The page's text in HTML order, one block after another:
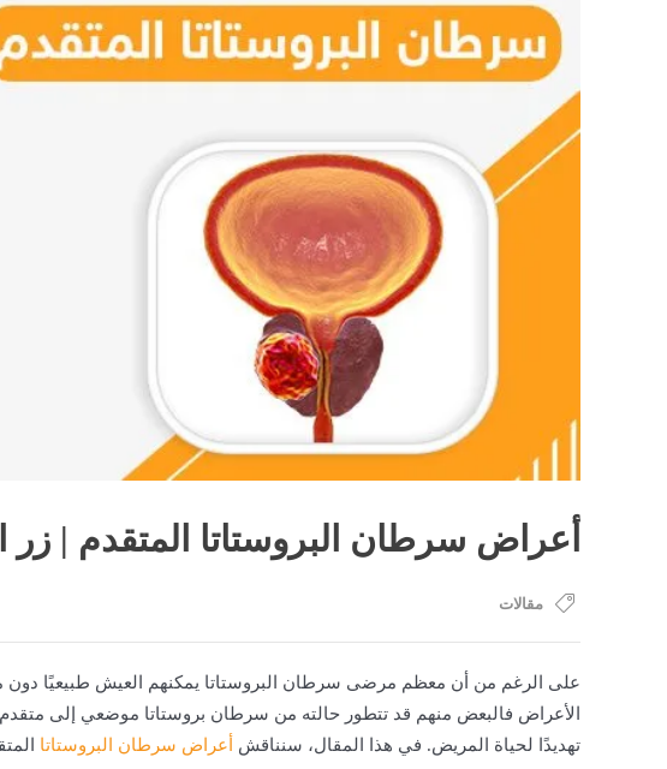
أعراض سرطان البروستاتا المتقدم |
مقالات
على الرغم من أن معظم مرضى سرطان البروستاتا يمكنهم العيش طبيعيًا دون
الأعراض فالبعض منهم قد تتطور حالته من سرطان بروستاتا موضعي إلى
تهديدًا لحياة المريض. في هذا المقال، سنناقش
أعراض سرطان البروستاتا